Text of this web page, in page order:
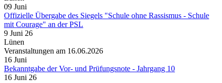
09 Juni
Offizielle Übergabe des Siegels "Schule ohne Rassismus - Schule
mit Courage" an der PSL
9 Juni 26
Lünen
Veranstaltungen am 16.06.2026
16 Juni
Bekanntgabe der Vor- und Prüfungsnote - Jahrgang 10
16 Juni 26